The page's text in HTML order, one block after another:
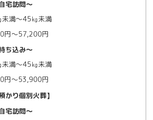
宅訪問～
満～45㎏未満
円～57,200円
ち込み～
満～45㎏未満
円～53,900円
かり個別火葬】
宅訪問～